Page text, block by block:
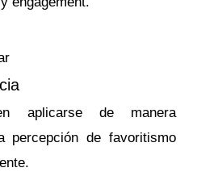
aplicarse de manera
percepción de favoritismo